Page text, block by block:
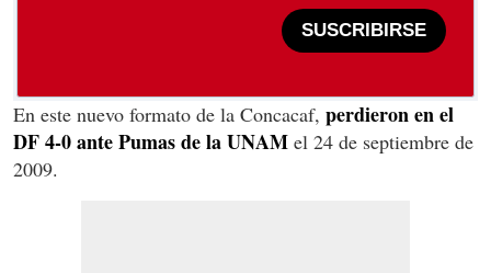
SUSCRIBIRSE
En este nuevo formato de la Concacaf, perdieron en el
DF 4-0 ante Pumas de la UNAM el 24 de septiembre de
2009.